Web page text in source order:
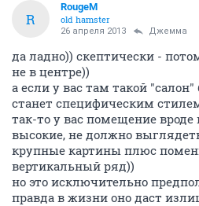
R
RougeM
old hamster
26 апреля 2013 Джемма
да ладно)) скептически -
не в центре))
а если у вас там такой "салон"
станет специфическим
так-то у вас помещение вроде
высокие, не должно
крупные картины плюс
вертикальный ряд))
но это исключительно
правда в жизни оно даст